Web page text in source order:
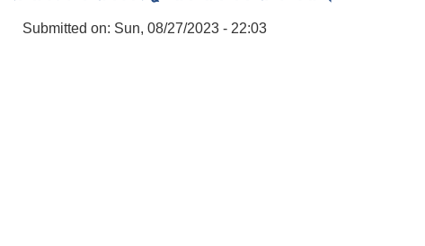
Submitted on: Sun, 08/27/2023 - 22:03